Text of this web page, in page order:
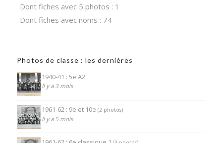
Dont fiches avec 5 photos : 1
Dont fiches avec noms : 74
Photos de classe : les dernières
1940-41 : 5e A2
Il y a 3 mois
1961-62 : 9e et 10e (2 photos)
Il y a 5 mois